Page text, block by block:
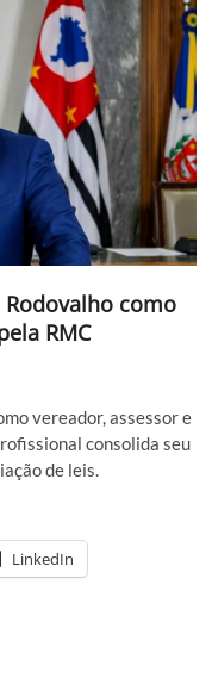
como
RMC
vereador, assessor e
consolida seu
de leis.
LinkedIn